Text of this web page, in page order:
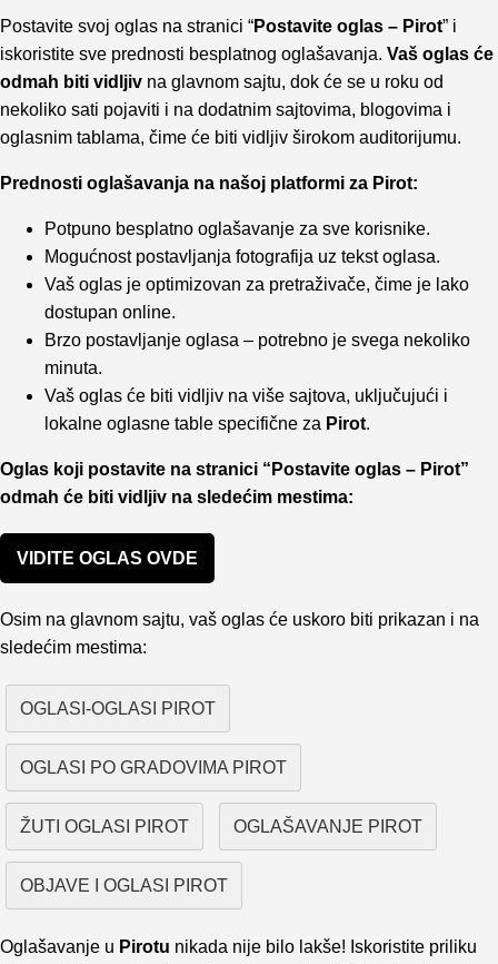
Postavite svoj oglas na stranici “Postavite oglas – Pirot” i
iskoristite sve prednosti besplatnog oglašavanja. Vaš oglas će
odmah biti vidljiv na glavnom sajtu, dok će se u roku od
nekoliko sati pojaviti i na dodatnim sajtovima, blogovima i
oglasnim tablama, čime će biti vidljiv širokom auditorijumu.
Prednosti oglašavanja na našoj platformi za Pirot:
Potpuno besplatno oglašavanje za sve korisnike.
Mogućnost postavljanja fotografija uz tekst oglasa.
Vaš oglas je optimizovan za pretraživače, čime je lako
dostupan online.
Brzo postavljanje oglasa – potrebno je svega nekoliko
minuta.
Vaš oglas će biti vidljiv na više sajtova, uključujući i
lokalne oglasne table specifične za Pirot.
Oglas koji postavite na stranici “Postavite oglas – Pirot”
odmah će biti vidljiv na sledećim mestima:
VIDITE OGLAS OVDE
Osim na glavnom sajtu, vaš oglas će uskoro biti prikazan i na
sledećim mestima:
OGLASI-OGLASI PIROT
OGLASI PO GRADOVIMA PIROT
ŽUTI OGLASI PIROT OGLAŠAVANJE PIROT
OBJAVE I OGLASI PIROT
Oglašavanje u Pirotu nikada nije bilo lakše! Iskoristite priliku